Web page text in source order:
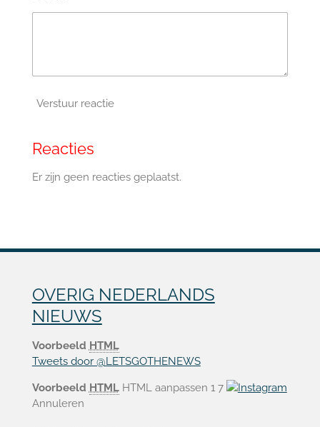
Verstuur reactie
Reacties
Er zijn geen reacties geplaatst.
OVERIG NEDERLANDS
NIEUWS
Voorbeeld HTML
Tweets door @LETSGOTHENEWS
Voorbeeld HTMLHTML aanpassen 1 7
Annuleren